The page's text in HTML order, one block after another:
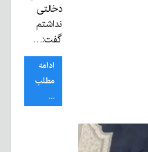
دخالتی
نداشتم
گفت:…
ادامه
مطلب
...